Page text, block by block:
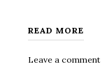
READ MORE
Leave a comment